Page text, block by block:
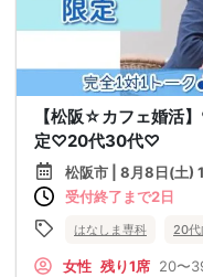
【松阪☆カフェ婚活
定♡20代30代♡
松阪市 | 8月8日(土)
受付終了まで2日
はなしま専科 20代
女性 残り1席 20〜